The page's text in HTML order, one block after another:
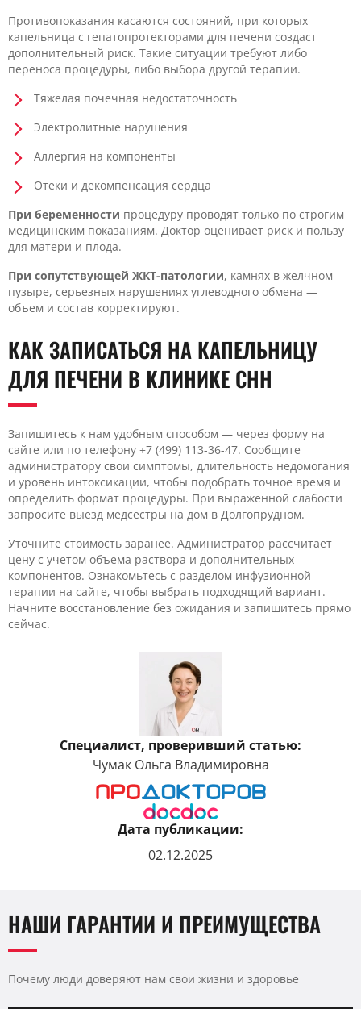
Противопоказания касаются состояний, при которых
капельница с гепатопротекторами для печени создаст
дополнительный риск. Такие ситуации требуют либо
переноса процедуры, либо выбора другой терапии.
Тяжелая почечная недостаточность
Электролитные нарушения
Аллергия на компоненты
Отеки и декомпенсация сердца
При беременности процедуру проводят только по строгим
медицинским показаниям. Доктор оценивает риск и пользу
для матери и плода.
При сопутствующей ЖКТ-патологии, камнях в желчном
пузыре, серьезных нарушениях углеводного обмена —
объем и состав корректируют.
КАК ЗАПИСАТЬСЯ НА КАПЕЛЬНИЦУ
ДЛЯ ПЕЧЕНИ В КЛИНИКЕ CHH
Запишитесь к нам удобным способом — через форму на
сайте или по телефону +7 (499) 113-36-47. Сообщите
администратору свои симптомы, длительность недомогания
и уровень интоксикации, чтобы подобрать точное время и
определить формат процедуры. При выраженной слабости
запросите выезд медсестры на дом в Долгопрудном.
Уточните стоимость заранее. Администратор рассчитает
цену с учетом объема раствора и дополнительных
компонентов. Ознакомьтесь с разделом инфузионной
терапии на сайте, чтобы выбрать подходящий вариант.
Начните восстановление без ожидания и запишитесь прямо
сейчас.
Специалист, проверивший статью:
Чумак Ольга Владимировна
Дата публикации:
02.12.2025
НАШИ ГАРАНТИИ И ПРЕИМУЩЕСТВА
Почему люди доверяют нам свои жизни и здоровье